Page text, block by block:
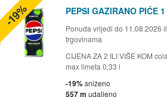
PEPSI GAZIRANO PIĆE
Ponuda vrijedi do 11.08.2026
trgovinama
CIJENA ZA 2 ILI VIŠE KOM
max limeta 0,33 l
-19%sniženo
557 m udaljeno
-19%